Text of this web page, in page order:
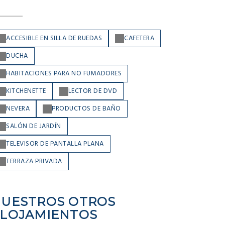
ACCESIBLE EN SILLA DE RUEDAS
CAFETERA
DUCHA
HABITACIONES PARA NO FUMADORES
KITCHENETTE
LECTOR DE DVD
NEVERA
PRODUCTOS DE BAÑO
SALÓN DE JARDÍN
TELEVISOR DE PANTALLA PLANA
TERRAZA PRIVADA
OTROS